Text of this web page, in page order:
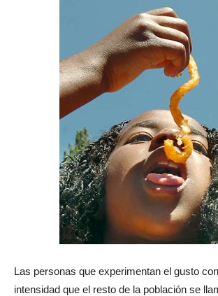
Las personas que experimentan el gusto
intensidad que el resto de la población se